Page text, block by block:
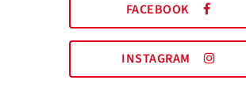
FACEBOOK
INSTAGRAM